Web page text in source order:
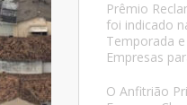
Prêmio
foi indicado
Temporada
Empresas
O Anfitrião